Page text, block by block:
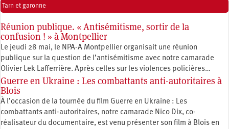
Tarn et garonne
Réunion publique. « Antisémitisme, sortir de la
confusion ! » à Montpellier
Le jeudi 28 mai, le NPA-A Montpellier organisait une réunion
publique sur la question de l’antisémitisme avec notre camarade
Olivier Lek Lafferrière. Après celles sur les violences policières…
Guerre en Ukraine : Les combattants anti-autoritaires à
Blois
À l’occasion de la tournée du film Guerre en Ukraine : Les
combattants anti-autoritaires, notre camarade Nico Dix, co-
réalisateur du documentaire, est venu présenter son film à Blois en